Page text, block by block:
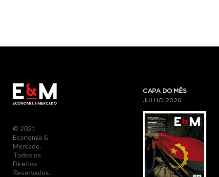
© 2021
Economia &
Mercado.
Todos os
Direitos
Reservados.
CAPA DO MÊS
JULHO 2026